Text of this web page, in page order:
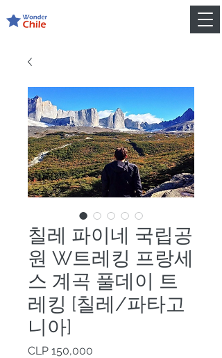
칠레 파이네 국립공
원 W트레킹 프랑세
스 계곡 풀데이 트
레킹 [칠레/파타고
니아]
CLP 150,000